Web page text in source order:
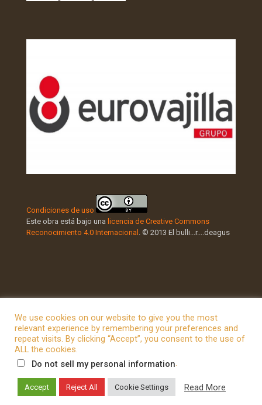
Condiciones de uso
Este obra está bajo una licencia de Creative Commons
Reconocimiento 4.0 Internacional . © 2013 El bulli...r....deagus
© 2026 Betheme by Muffin group
We use cookies on our website to give you the most
relevant experience by remembering your preferences and
repeat visits. By clicking “Accept”, you consent to the use of
ALL the cookies.
Do not sell my personal information.
Accept Reject All Cookie Settings Read More